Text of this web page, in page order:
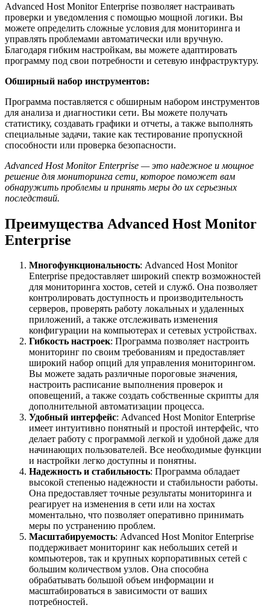
Advanced Host Monitor Enterprise позволяет настраивать
проверки и уведомления с помощью мощной логики. Вы
можете определить сложные условия для мониторинга и
управлять проблемами автоматически или вручную.
Благодаря гибким настройкам, вы можете адаптировать
программу под свои потребности и сетевую инфраструктуру.
Обширный набор инструментов:
Программа поставляется с обширным набором инструментов
для анализа и диагностики сети. Вы можете получать
статистику, создавать графики и отчеты, а также выполнять
специальные задачи, такие как тестирование пропускной
способности или проверка безопасности.
Advanced Host Monitor Enterprise — это надежное и мощное
решение для мониторинга сети, которое поможет вам
обнаружить проблемы и принять меры до их серьезных
последствий.
Преимущества Advanced Host Monitor
Enterprise
Многофункциональность: Advanced Host Monitor
Enterprise предоставляет широкий спектр возможностей
для мониторинга хостов, сетей и служб. Она позволяет
контролировать доступность и производительность
серверов, проверять работу локальных и удаленных
приложений, а также отслеживать изменения
конфигурации на компьютерах и сетевых устройствах.
Гибкость настроек: Программа позволяет настроить
мониторинг по своим требованиям и предоставляет
широкий набор опций для управления мониторингом.
Вы можете задать различные пороговые значения,
настроить расписание выполнения проверок и
оповещений, а также создать собственные скрипты для
дополнительной автоматизации процесса.
Удобный интерфейс: Advanced Host Monitor Enterprise
имеет интуитивно понятный и простой интерфейс, что
делает работу с программой легкой и удобной даже для
начинающих пользователей. Все необходимые функции
и настройки легко доступны и понятны.
Надежность и стабильность: Программа обладает
высокой степенью надежности и стабильности работы.
Она предоставляет точные результаты мониторинга и
реагирует на изменения в сети или на хостах
моментально, что позволяет оперативно принимать
меры по устранению проблем.
Масштабируемость: Advanced Host Monitor Enterprise
поддерживает мониторинг как небольших сетей и
компьютеров, так и крупных корпоративных сетей с
большим количеством узлов. Она способна
обрабатывать большой объем информации и
масштабироваться в зависимости от ваших
потребностей.